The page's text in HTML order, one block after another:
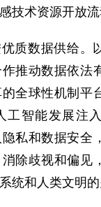
技术资源开放流
质数据供给。
推动数据依法
全球性机制平
工智能发展注
私和数据安全
除歧视和偏见
统和人类文明的